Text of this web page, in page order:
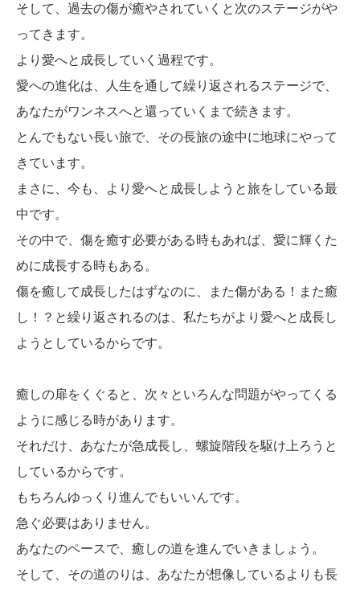
そして、過去の傷が癒やされていくと次のステージがや
ってきます。
より愛へと成長していく過程です。
愛への進化は、人生を通して繰り返されるステージで、
あなたがワンネスへと還っていくまで続きます。
とんでもない長い旅で、その長旅の途中に地球にやって
きています。
まさに、今も、より愛へと成長しようと旅をしている最
中です。
その中で、傷を癒す必要がある時もあれば、愛に輝くた
めに成長する時もある。
傷を癒して成長したはずなのに、また傷がある！また癒
し！？と繰り返されるのは、私たちがより愛へと成長し
ようとしているからです。
癒しの扉をくぐると、次々といろんな問題がやってくる
ように感じる時があります。
それだけ、あなたが急成長し、螺旋階段を駆け上ろうと
しているからです。
もちろんゆっくり進んでもいいんです。
急ぐ必要はありません。
あなたのペースで、癒しの道を進んでいきましょう。
そして、その道のりは、あなたが想像しているよりも長